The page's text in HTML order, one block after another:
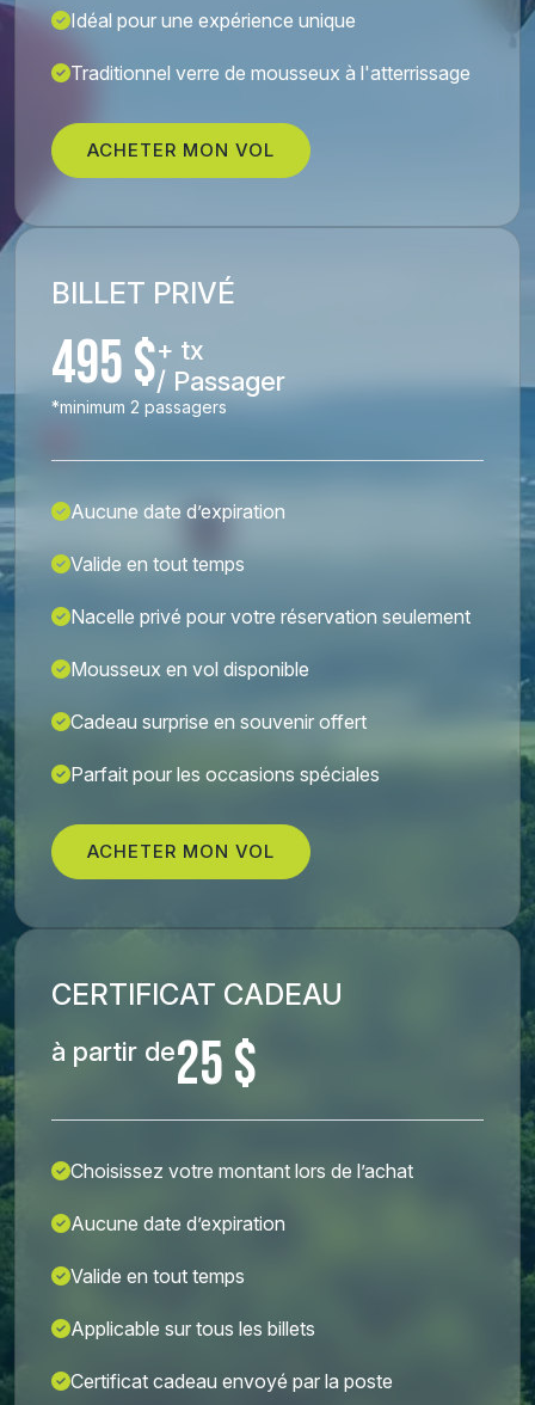
Idéal pour une expérience unique
Traditionnel verre de mousseux à l'atterrissage
ACHETER MON VOL
BILLET PRIVÉ
495 $+ tx
/ Passager
*minimum 2 passagers
Aucune date d’expiration
Valide en tout temps
Nacelle privé pour votre réservation seulement
Mousseux en vol disponible
Cadeau surprise en souvenir offert
Parfait pour les occasions spéciales
ACHETER MON VOL
CERTIFICAT CADEAU
à partir de25 $
Choisissez votre montant lors de l’achat
Aucune date d’expiration
Valide en tout temps
Applicable sur tous les billets
Certificat cadeau envoyé par la poste